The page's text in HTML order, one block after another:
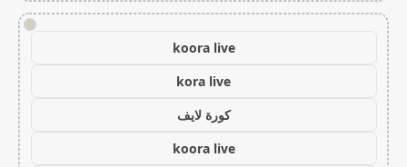
!
koora live
kora live
كورة لايف
koora live